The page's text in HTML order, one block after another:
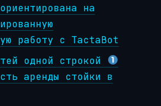
на
работу с TactaBot
одной строкой
аренды стойки в